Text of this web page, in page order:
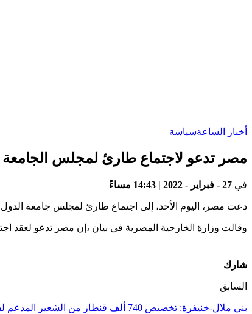
أخبار الساعةسياسة
مصر تدعو لاجتماع طارئ لمجلس الجامعة
في 27 - فبراير - 2022 | 14:43 مساءً
دعت مصر، اليوم الأحد، إلى اجتماع طارئ لمجلس جامعة الدول
وقالت وزارة الخارجية المصرية في بيان ،إن مصر تدعو لعقد
شارك
السابق
بني ملال-خنيفرة: تخصيص 740 ألف قنطار من الشعير المدعم لفائدة مربي الماشية